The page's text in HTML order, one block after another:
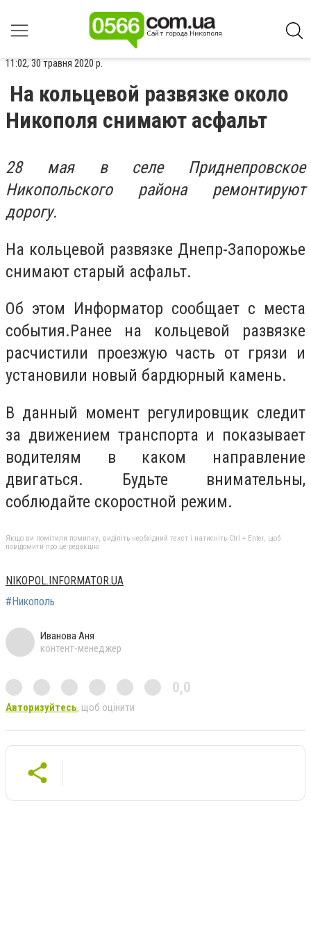
11:02, 30 травня 2020 р.
На кольцевой развязке около
Никополя снимают асфальт
28 мая в селе Приднепровское
Никопольского района ремонтируют
дорогу.
На кольцевой развязке Днепр-Запорожье
снимают старый асфальт.
Об этом Информатор сообщает с места
события.Ранее на кольцевой развязке
расчистили проезжую часть от грязи и
установили новый бардюрный камень.
В данный момент регулировщик следит
за движением транспорта и показывает
водителям в каком направление
двигаться. Будьте внимательны,
соблюдайте скоростной режим.
Якщо ви помітили помилку, виділіть необхідний текст і натисніть Ctrl + Enter, щоб
повідомити про це редакцію
NIKOPOL.INFORMATOR.UA
#Никополь
Иванова Аня
контент-менеджер
0,0
Авторизуйтесь, щоб оцінити